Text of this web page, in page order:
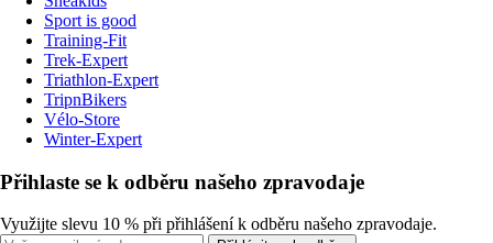
Sport is good
Training-Fit
Trek-Expert
Triathlon-Expert
TripnBikers
Vélo-Store
Winter-Expert
Přihlaste se k odběru našeho zpravodaje
Využijte slevu 10 % při přihlášení k odběru našeho zpravodaje.